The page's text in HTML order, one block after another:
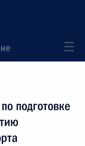
подготовке